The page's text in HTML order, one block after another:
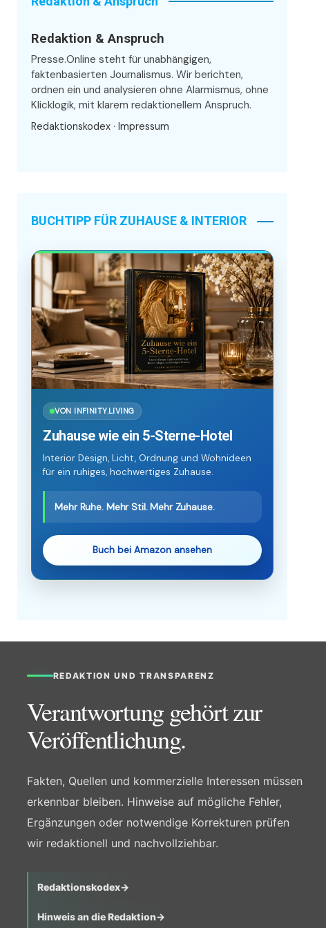
Redaktion & Anspruch
Presse.Online steht für unabhängigen,
faktenbasierten Journalismus. Wir berichten,
ordnen ein und analysieren ohne Alarmismus, ohne
Klicklogik, mit klarem redaktionellem Anspruch.
Redaktionskodex · Impressum
BUCHTIPP FÜR ZUHAUSE & INTERIOR
VON INFINITY.LIVING
Zuhause wie ein 5-Sterne-Hotel
Interior Design, Licht, Ordnung und Wohnideen
für ein ruhiges, hochwertiges Zuhause.
Mehr Ruhe. Mehr Stil. Mehr Zuhause.
Buch bei Amazon ansehen
REDAKTION UND TRANSPARENZ
Verantwortung gehört zur
Veröffentlichung.
Fakten, Quellen und kommerzielle Interessen müssen
erkennbar bleiben. Hinweise auf mögliche Fehler,
Ergänzungen oder notwendige Korrekturen prüfen
wir redaktionell und nachvollziehbar.
Redaktionskodex→
Hinweis an die Redaktion→